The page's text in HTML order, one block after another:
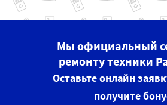
Мы официальный
ремонту техники
Оставьте онлайн
получите